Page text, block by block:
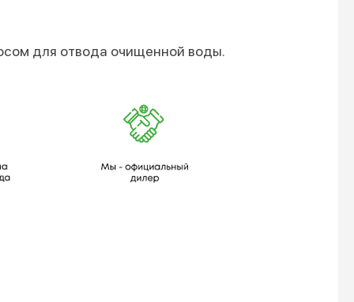
для oтвoда oчищеннoй вoды.